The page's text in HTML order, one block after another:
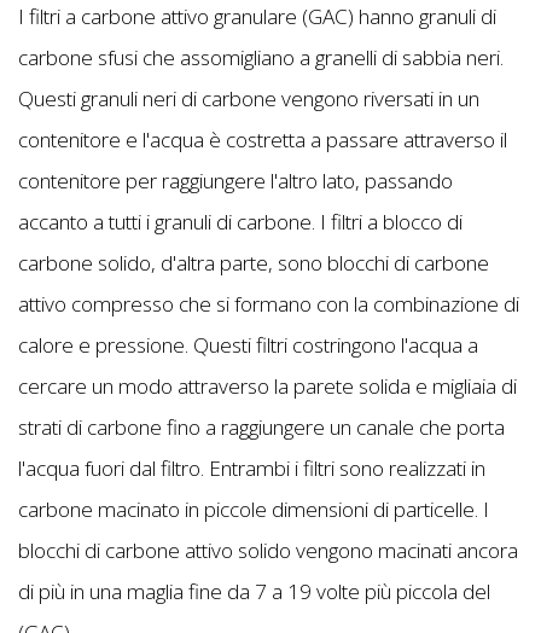
I filtri a carbone attivo granulare (GAC) hanno granuli di
carbone sfusi che assomigliano a granelli di sabbia neri.
Questi granuli neri di carbone vengono riversati in un
contenitore e l'acqua è costretta a passare attraverso il
contenitore per raggiungere l'altro lato, passando
accanto a tutti i granuli di carbone. I filtri a blocco di
carbone solido, d'altra parte, sono blocchi di carbone
attivo compresso che si formano con la combinazione di
calore e pressione. Questi filtri costringono l'acqua a
cercare un modo attraverso la parete solida e migliaia di
strati di carbone fino a raggiungere un canale che porta
l'acqua fuori dal filtro. Entrambi i filtri sono realizzati in
carbone macinato in piccole dimensioni di particelle. I
blocchi di carbone attivo solido vengono macinati ancora
di più in una maglia fine da 7 a 19 volte più piccola del